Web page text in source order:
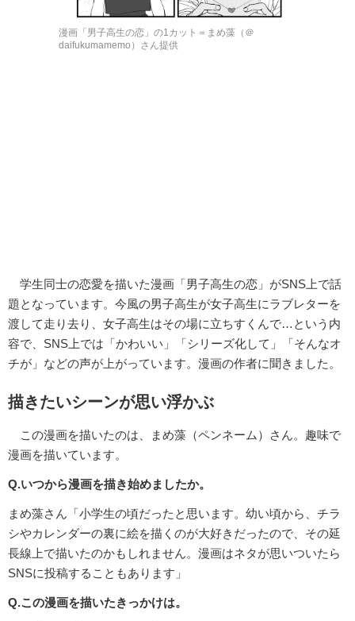
漫画「男子高生の恋」の1カット＝まめ藻（＠
daifukumamemo）さん提供
学生同士の恋愛を描いた漫画「男子高生の恋」がSNS上で話
題となっています。今風の男子高生が女子高生にラブレターを
渡して走り去り、女子高生はその場に立ちすくんで…という内
容で、SNS上では「かわいい」「シリーズ化して」「そんなオ
チが」などの声が上がっています。漫画の作者に聞きました。
描きたいシーンが思い浮かぶ
この漫画を描いたのは、まめ藻（ペンネーム）さん。趣味で
漫画を描いています。
Q.いつから漫画を描き始めましたか。
まめ藻さん「小学生の頃だったと思います。幼い頃から、チラ
シやカレンダーの裏に絵を描くのが大好きだったので、その延
長線上で描いたのかもしれません。漫画はネタが思いついたら
SNSに投稿することもあります」
Q.この漫画を描いたきっかけは。